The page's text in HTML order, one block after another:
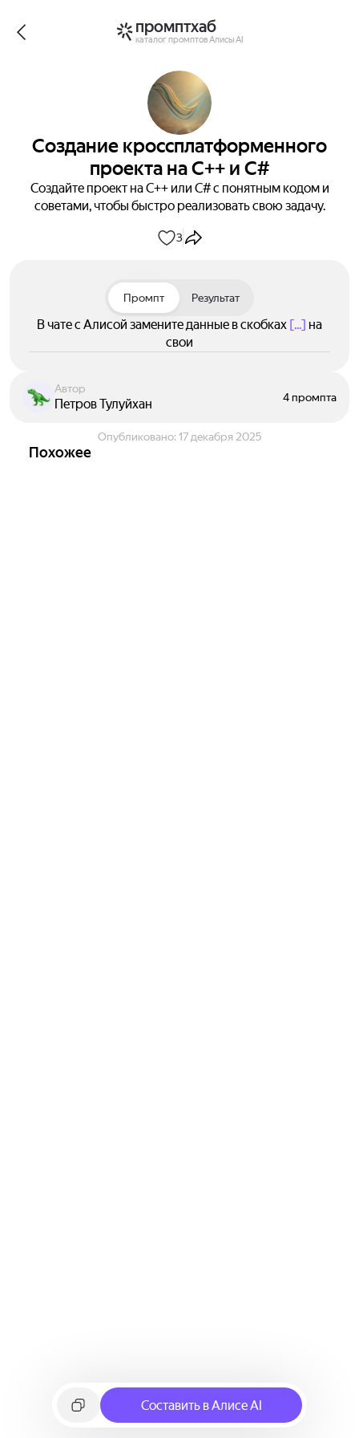
промптхаб
каталог промптов Алисы AI
Создание кроссплатформенного
проекта на C++ и C#
Создайте проект на C++ или C# с понятным кодом и
советами, чтобы быстро реализовать свою задачу.
3
Промпт Результат
В чате с Алисой замените данные в скобках [...] на
свои
Автор
Петров Тулуйхан 4 промпта
Опубликовано: 17 декабря 2025
Похожее
Составить в Алисе AI